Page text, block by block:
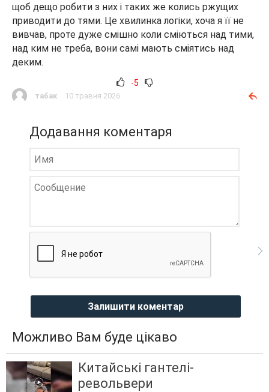
щоб дещо робити з них і таких же колись ржущих
приводити до тями. Це хвилинка логіки, хоча я її не
вивчав, проте дуже смішно коли сміються над тими,
над ким не треба, вони самі мають сміятись над
деким.
-5
табак 10 травня 2026
Додавання коментаря
Залишити коментар
Можливо Вам буде цікаво
Китайські гантелі-
револьвери